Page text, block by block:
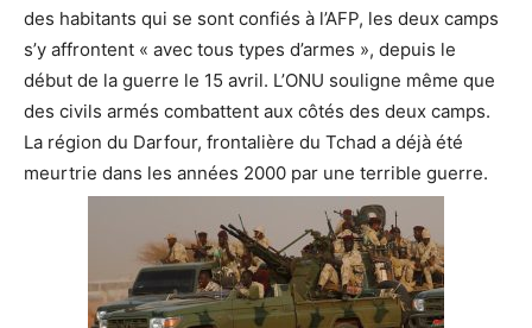
des habitants qui se sont confiés à l’AFP, les deux camps
s’y affrontent « avec tous types d’armes », depuis le
début de la guerre le 15 avril. L’ONU souligne même que
des civils armés combattent aux côtés des deux camps.
La région du Darfour, frontalière du Tchad a déjà été
meurtrie dans les années 2000 par une terrible guerre.